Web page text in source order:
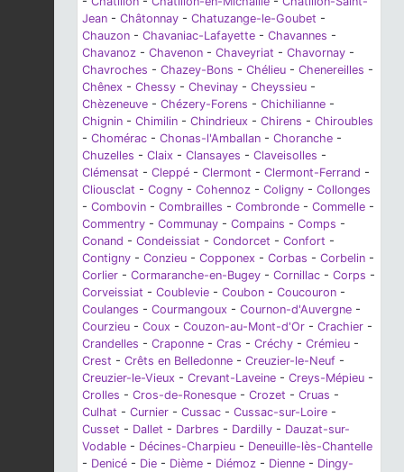
Jean - Châtonnay - Chatuzange-le-Goubet -
Chauzon - Chavaniac-Lafayette - Chavannes -
Chavanoz - Chavenon - Chaveyriat - Chavornay -
Chavroches - Chazey-Bons - Chélieu - Chenereilles -
Chênex - Chessy - Chevinay - Cheyssieu -
Chèzeneuve - Chézery-Forens - Chichilianne -
Chignin - Chimilin - Chindrieux - Chirens - Chiroubles
- Chomérac - Chonas-l'Amballan - Choranche -
Chuzelles - Claix - Clansayes - Claveisolles -
Clémensat - Cleppé - Clermont - Clermont-Ferrand -
Cliousclat - Cogny - Cohennoz - Coligny - Collonges
- Combovin - Combrailles - Combronde - Commelle -
Commentry - Communay - Compains - Comps -
Conand - Condeissiat - Condorcet - Confort -
Contigny - Conzieu - Copponex - Corbas - Corbelin -
Corlier - Cormaranche-en-Bugey - Cornillac - Corps -
Corveissiat - Coublevie - Coubon - Coucouron -
Coulanges - Courmangoux - Cournon-d'Auvergne -
Courzieu - Coux - Couzon-au-Mont-d'Or - Crachier -
Crandelles - Craponne - Cras - Créchy - Crémieu -
Crest - Crêts en Belledonne - Creuzier-le-Neuf -
Creuzier-le-Vieux - Crevant-Laveine - Creys-Mépieu -
Crolles - Cros-de-Ronesque - Crozet - Cruas -
Culhat - Curnier - Cussac - Cussac-sur-Loire -
Cusset - Dallet - Darbres - Dardilly - Dauzat-sur-
Vodable - Décines-Charpieu - Deneuille-lès-Chantelle
- Denicé - Die - Dième - Diémoz - Dienne - Dingy-